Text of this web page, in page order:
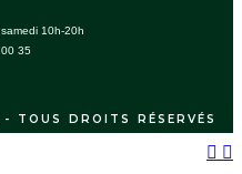
10h-20h
00 35
DROITS RÉSERVÉS